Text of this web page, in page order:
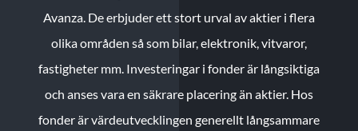
Avanza. De erbjuder ett stort urval av aktier i flera
olika områden så som bilar, elektronik, vitvaror,
fastigheter mm. Investeringar i fonder är långsiktiga
och anses vara en säkrare placering än aktier. Hos
fonder är värdeutvecklingen generellt långsammare